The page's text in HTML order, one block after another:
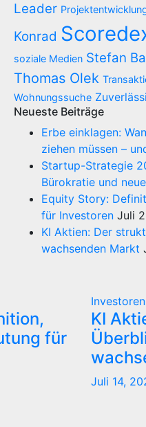
Leader
Konrad
soziale Medien Stefan
Thomas Olek
Wohnungssuche
Neueste Beiträge
Erbe einklagen:
ziehen müssen –
Startup-Strategie
Bürokratie und
Equity Story:
für Investoren Juli
KI Aktien: Der
wachsenden Markt
für
Investoren
KI
Juli 14,